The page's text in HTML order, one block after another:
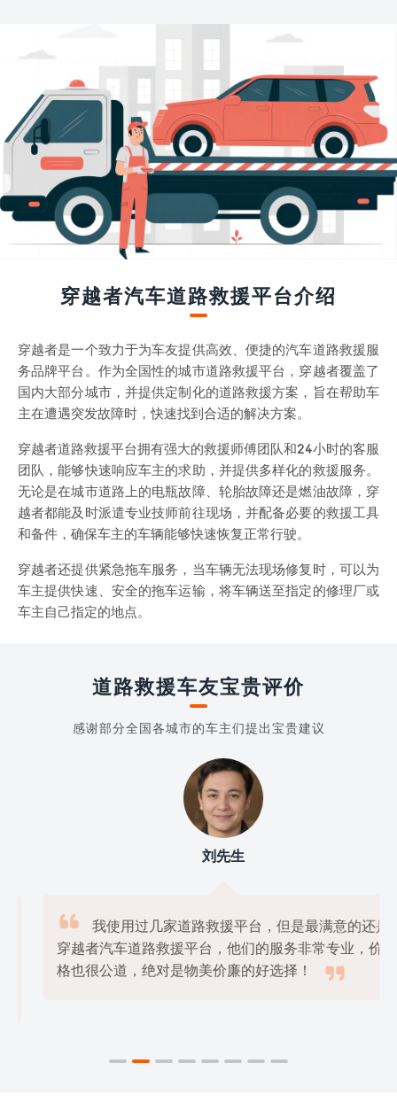
穿越者汽车道路救援平台介绍
穿越者是一个致力于为车友提供高效、便捷的汽车道路救援服
务品牌平台。作为全国性的城市道路救援平台，穿越者覆盖了
国内大部分城市，并提供定制化的道路救援方案，旨在帮助车
主在遭遇突发故障时，快速找到合适的解决方案。
穿越者道路救援平台拥有强大的救援师傅团队和24小时的客服
团队，能够快速响应车主的求助，并提供多样化的救援服务。
无论是在城市道路上的电瓶故障、轮胎故障还是燃油故障，穿
越者都能及时派遣专业技师前往现场，并配备必要的救援工具
和备件，确保车主的车辆能够快速恢复正常行驶。
穿越者还提供紧急拖车服务，当车辆无法现场修复时，可以为
车主提供快速、安全的拖车运输，将车辆送至指定的修理厂或
车主自己指定的地点。
道路救援车友宝贵评价
感谢部分全国各城市的车主们提出宝贵建议
刘先生
我使用过几家道路救援平台，但是最满意的还是
穿越者汽车道路救援平台，他们的服务非常专业，价
格也很公道，绝对是物美价廉的好选择！
